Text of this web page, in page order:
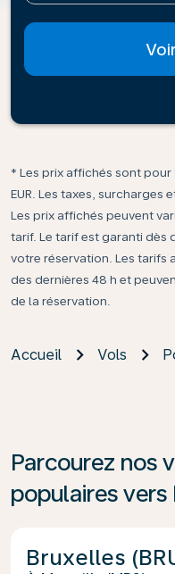
* Les prix affichés sont pour
EUR. Les taxes, surcharges
Les prix affichés peuvent
tarif. Le tarif est garanti dès
votre réservation. Les tarifs
des dernières 48 h et
de la réservation.
Accueil Vols
Parcourez nos
populaires vers
Bruxelles